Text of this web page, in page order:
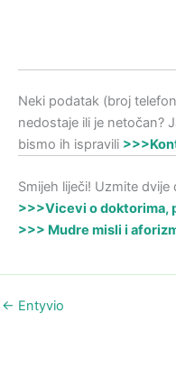
Neki podatak (broj
nedostaje ili je netočan?
bismo ih ispravili
Smijeh liječi! Uzmite
>>>Vicevi o doktorima,
>>> Mudre misli i
← Entyvio